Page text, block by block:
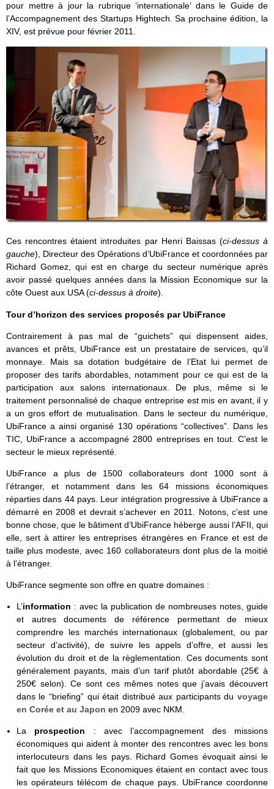
pour mettre à jour la rubrique ‘internationale’ dans le Guide de
l’Accompagnement des Startups Hightech. Sa prochaine édition, la
XIV, est prévue pour février 2011.
Ces rencontres étaient introduites par Henri Baissas (ci-dessus à
gauche), Directeur des Opérations d’UbiFrance et coordonnées par
Richard Gomez, qui est en charge du secteur numérique après
avoir passé quelques années dans la Mission Economique sur la
côte Ouest aux USA (ci-dessus à droite).
Tour d’horizon des services proposés par UbiFrance
Contrairement à pas mal de “guichets” qui dispensent aides,
avances et prêts, UbiFrance est un prestataire de services, qu’il
monnaye. Mais sa dotation budgétaire de l’Etat lui permet de
proposer des tarifs abordables, notamment pour ce qui est de la
participation aux salons internationaux. De plus, même si le
traitement personnalisé de chaque entreprise est mis en avant, il y
a un gros effort de mutualisation. Dans le secteur du numérique,
UbiFrance a ainsi organisé 130 opérations “collectives”. Dans les
TIC, UbiFrance a accompagné 2800 entreprises en tout. C’est le
secteur le mieux représenté.
UbiFrance a plus de 1500 collaborateurs dont 1000 sont à
l’étranger, et notamment dans les 64 missions économiques
réparties dans 44 pays. Leur intégration progressive à UbiFrance a
démarré en 2008 et devrait s’achever en 2011. Notons, c’est une
bonne chose, que le bâtiment d’UbiFrance héberge aussi l’AFII, qui
elle, sert à attirer les entreprises étrangères en France et est de
taille plus modeste, avec 160 collaborateurs dont plus de la moitié
à l’étranger.
UbiFrance segmente son offre en quatre domaines :
L’information : avec la publication de nombreuses notes, guide
et autres documents de référence permettant de mieux
comprendre les marchés internationaux (globalement, ou par
secteur d’activité), de suivre les appels d’offre, et aussi les
évolution du droit et de la règlementation. Ces documents sont
généralement payants, mais d’un tarif plutôt abordable (25€ à
250€ selon). Ce sont ces mêmes notes que j’avais découvert
dans le “briefing” qui était distribué aux participants du voyage
en Corée et au Japon en 2009 avec NKM.
La prospection : avec l’accompagnement des missions
économiques qui aident à monter des rencontres avec les bons
interlocuteurs dans les pays. Richard Gomes évoquait ainsi le
fait que les Missions Economiques étaient en contact avec tous
les opérateurs télécom de chaque pays. UbiFrance coordonne